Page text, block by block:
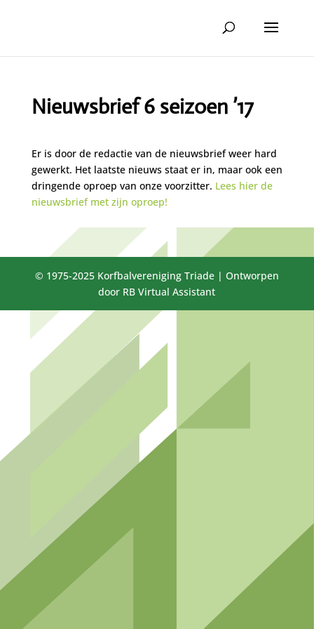
Nieuwsbrief 6 seizoen ’17
Er is door de redactie van de nieuwsbrief weer hard
gewerkt. Het laatste nieuws staat er in, maar ook een
dringende oproep van onze voorzitter. Lees hier de
nieuwsbrief met zijn oproep!
© 1975-2025 Korfbalvereniging Triade | Ontworpen
door RB Virtual Assistant